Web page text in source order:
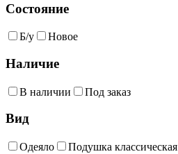
Состояние
Б/у Новое
Наличие
В наличии Под заказ
Вид
Одеяло Подушка классическая